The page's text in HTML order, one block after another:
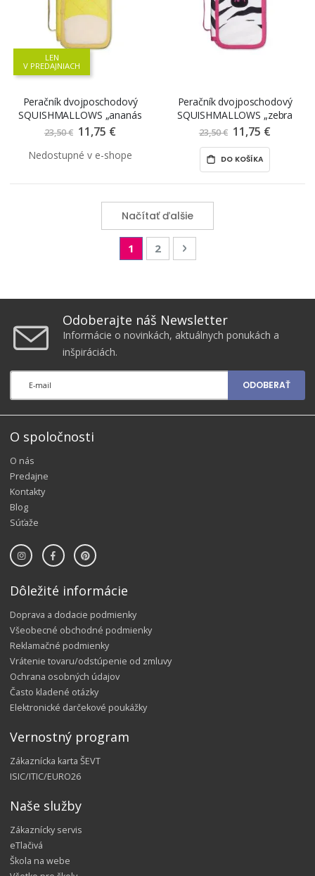
LEN
V PREDAJNIACH
Peračník dvojposchodový
SQUISHMALLOWS „ananás
Maui“ plyšový, prázdny
23,50 € Znížená
cena
11,75 €
Peračník dvojposchodový
SQUISHMALLOWS „zebra
Tracey“ plyšový, prázdny
23,50 € Znížená
cena
11,75 €
DO KOŠÍKA
Načítať ďalšie
PageYou're currently reading page
1 Page
2 Page
Nasledujúca
Odoberajte náš Newsletter
Informácie o novinkách, aktuálnych ponukách a
inšpiráciách.
ODOBERAŤ
O spoločnosti
O nás
Predajne
Kontakty
Blog
Súťaže
Dôležité informácie
Doprava a dodacie podmienky
Všeobecné obchodné podmienky
Reklamačné podmienky
Vrátenie tovaru/odstúpenie od zmluvy
Ochrana osobných údajov
Často kladené otázky
Elektronické darčekové poukážky
Vernostný program
Zákaznícka karta ŠEVT
ISIC/ITIC/EURO26
Naše služby
Zákaznícky servis
eTlačivá
Škola na webe